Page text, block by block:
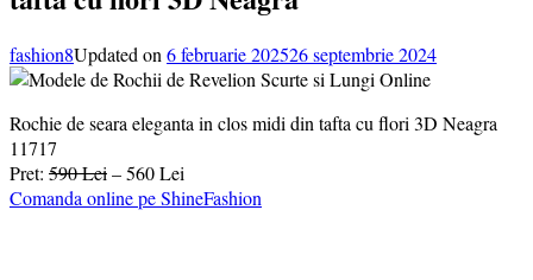
fashion8Updated on6 februarie 202526 septembrie 2024
Rochie de seara eleganta in clos midi din tafta cu flori 3D Neagra
11717
Pret: 590 Lei– 560 Lei
Comanda online pe ShineFashion